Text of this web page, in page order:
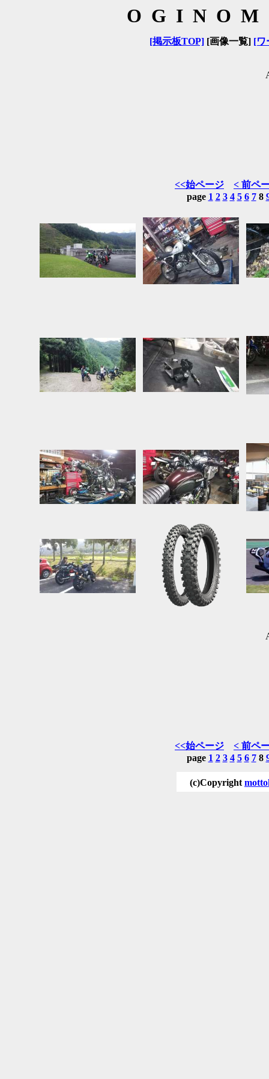
[掲示板TOP][画像一覧] [ワ
<<始ページ
< 前ペ
page 1 2 3 4 5 6 78
<<始ページ
< 前ペ
page 1 2 3 4 5 6 78
(c)Copyright